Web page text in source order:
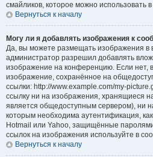
смайликов, которое можно использовать
Вернуться к началу
Могу ли я добавлять изображения к
Да, вы можете размещать изображения в
администратор разрешил добавлять
изображение на конференцию. Если нет,
изображение, сохранённое на
ссылки: http://www.example.com/my-
ссылку ни на изображения, хранящиеся
является общедоступным сервером), ни
которым необходима аутентификация,
Hotmail или Yahoo, защищённые
ссылок на изображения используйте в
Вернуться к началу